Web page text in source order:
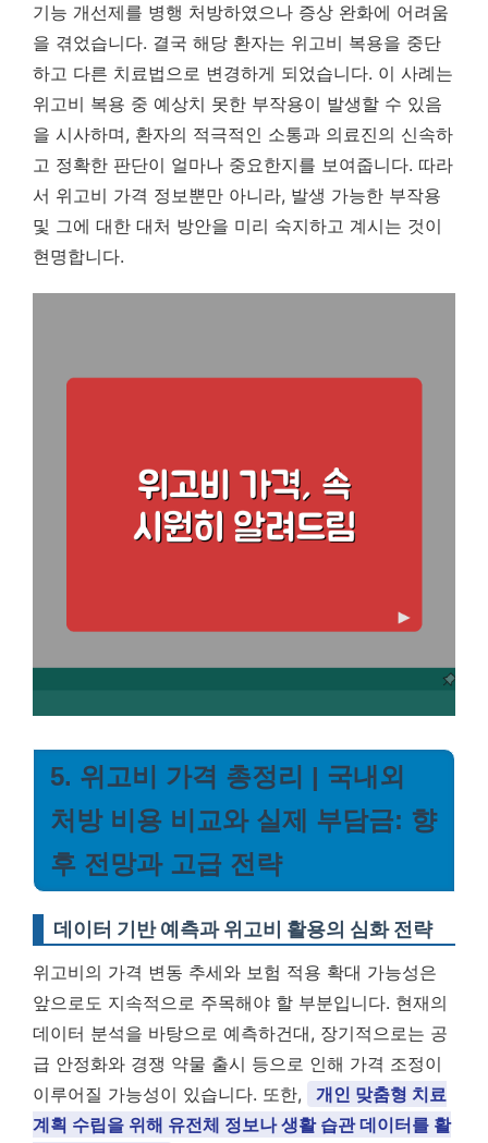
기능 개선제를 병행 처방하였으나 증상 완화에 어려움
을 겪었습니다. 결국 해당 환자는 위고비 복용을 중단
하고 다른 치료법으로 변경하게 되었습니다. 이 사례는
위고비 복용 중 예상치 못한 부작용이 발생할 수 있음
을 시사하며, 환자의 적극적인 소통과 의료진의 신속하
고 정확한 판단이 얼마나 중요한지를 보여줍니다. 따라
서 위고비 가격 정보뿐만 아니라, 발생 가능한 부작용
및 그에 대한 대처 방안을 미리 숙지하고 계시는 것이
현명합니다.
5. 위고비 가격 총정리 | 국내외
처방 비용 비교와 실제 부담금: 향
후 전망과 고급 전략
데이터 기반 예측과 위고비 활용의 심화 전략
위고비의 가격 변동 추세와 보험 적용 확대 가능성은
앞으로도 지속적으로 주목해야 할 부분입니다. 현재의
데이터 분석을 바탕으로 예측하건대, 장기적으로는 공
급 안정화와 경쟁 약물 출시 등으로 인해 가격 조정이
이루어질 가능성이 있습니다. 또한,
개인 맞춤형 치료
계획 수립을 위해 유전체 정보나 생활 습관 데이터를 활